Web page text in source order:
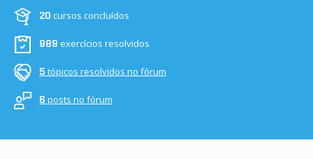
20 cursos concluídos
989 exercícios resolvidos
5 tópicos resolvidos no fórum
6 posts no fórum